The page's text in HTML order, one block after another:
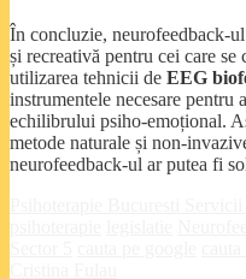
În concluzie, neurofeedback-
și recreativă pentru cei care se
utilizarea tehnicii de EEG
instrumentele necesare pentru
echilibrului psiho-emoțional.
metode naturale și non-
neurofeedback-ul ar putea fi